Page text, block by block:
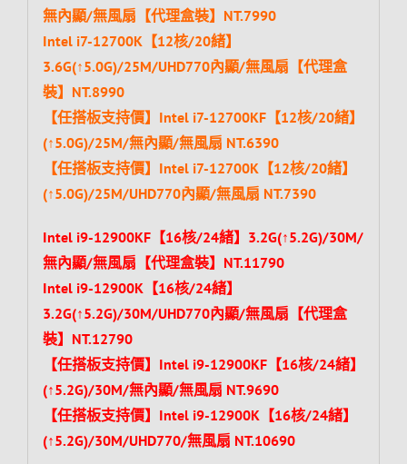
無內顯/無風扇【代理盒裝】NT.7990
Intel i7-12700K【12核/20緒】
3.6G(↑5.0G)/25M/UHD770內顯/無風扇【代理盒
裝】NT.8990
【任搭板支持價】Intel i7-12700KF【12核/20緒】
(↑5.0G)/25M/無內顯/無風扇 NT.6390
【任搭板支持價】Intel i7-12700K【12核/20緒】
(↑5.0G)/25M/UHD770內顯/無風扇 NT.7390
Intel i9-12900KF【16核/24緒】3.2G(↑5.2G)/30M/
無內顯/無風扇【代理盒裝】NT.11790
Intel i9-12900K【16核/24緒】
3.2G(↑5.2G)/30M/UHD770內顯/無風扇【代理盒
裝】NT.12790
【任搭板支持價】Intel i9-12900KF【16核/24緒】
(↑5.2G)/30M/無內顯/無風扇 NT.9690
【任搭板支持價】Intel i9-12900K【16核/24緒】
(↑5.2G)/30M/UHD770/無風扇 NT.10690